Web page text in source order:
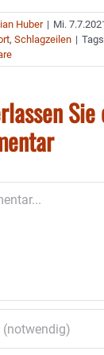
Huber | Mi.
,Schlagzeilen |
Sie